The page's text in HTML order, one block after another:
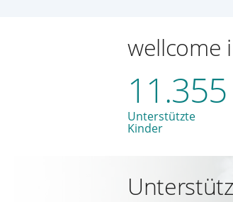
wellcome
11.355
Unterstützte
Kinder